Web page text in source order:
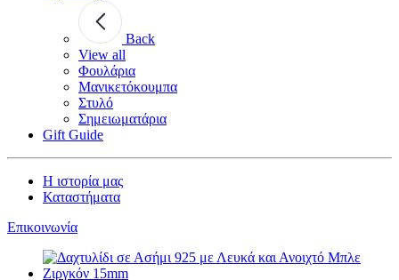
Back
View all
Φουλάρια
Μανικετόκουμπα
Στυλό
Σημειωματάρια
Gift Guide
Η ιστορία μας
Καταστήματα
Επικοινωνία